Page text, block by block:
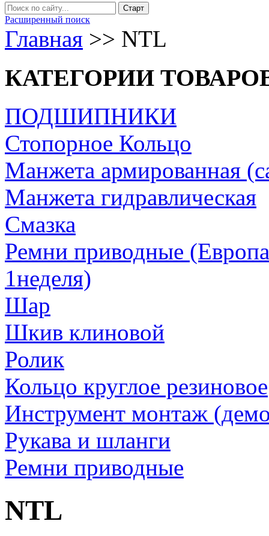
Расширенный поиск
Главная >> NTL
КАТЕГОРИИ
ПОДШИПНИКИ
Стопорное Кольцо
Манжета армированная
Манжета гидравлическая
Cмазка
Ремни приводные
1неделя)
Шар
Шкив клиновой
Ролик
Кольцо круглое резиновое
Инструмент монтаж
Рукава и шланги
Ремни приводные
NTL